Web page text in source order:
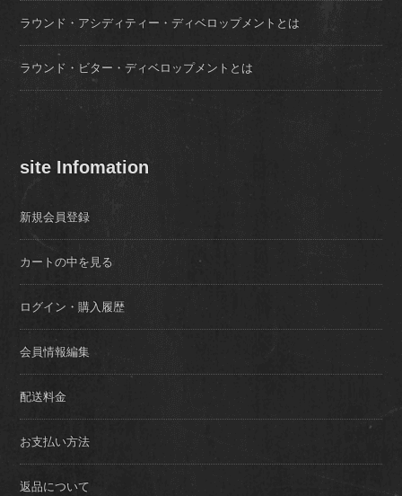
ラウンド・アシディティー・ディベロップメントとは
ラウンド・ビター・ディベロップメントとは
site Infomation
新規会員登録
カートの中を見る
ログイン・購入履歴
会員情報編集
配送料金
お支払い方法
返品について